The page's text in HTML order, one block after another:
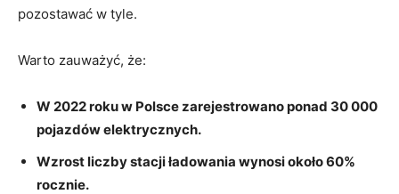
pozostawać ‌w tyle.
Warto zauważyć, ⁣że:
W 2022 roku w ‌Polsce zarejestrowano⁢ ponad‌ 30 000
pojazdów elektrycznych.
Wzrost liczby stacji​ ładowania wynosi około 60%
rocznie.